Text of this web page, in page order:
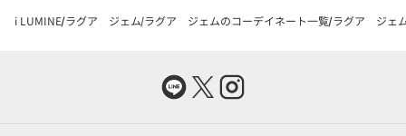
i LUMINE ラグア ジェム ラグア ジェムのコーデイネート一覧 ラグア ジェム